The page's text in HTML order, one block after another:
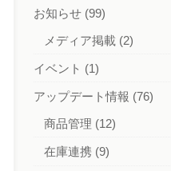
お知らせ (99)
メディア掲載 (2)
イベント (1)
アップデート情報 (76)
商品管理 (12)
在庫連携 (9)